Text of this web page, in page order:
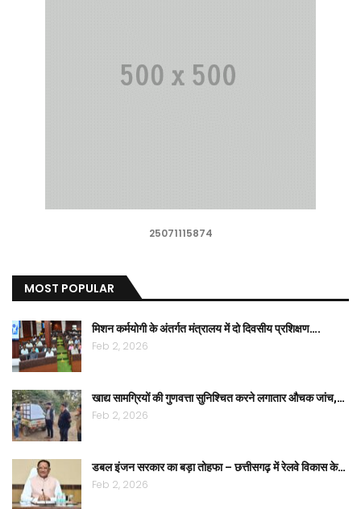
25071115874
MOST POPULAR
मिशन कर्मयोगी के अंतर्गत मंत्रालय में दो दिवसीय प्रशिक्षण….
Feb 2, 2026
खाद्य सामग्रियों की गुणवत्ता सुनिश्चित करने लगातार औचक जांच,…
Feb 2, 2026
डबल इंजन सरकार का बड़ा तोहफा – छत्तीसगढ़ में रेलवे विकास के…
Feb 2, 2026